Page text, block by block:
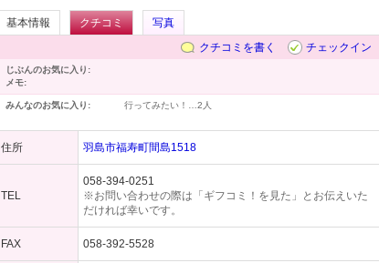
基本情報 クチコミ
写真
クチコミを書く
チェックイン
じぶんのお気に入り:
メモ:
みんなのお気に入り: 行ってみたい！… 2人
住所 羽島市福寿町間島1518
TEL
058-394-0251
※お問い合わせの際は「ギフコミ！を見た」とお伝えいた
だければ幸いです。
FAX 058-392-5528